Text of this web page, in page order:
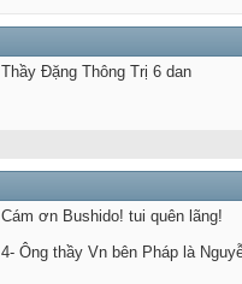
Thầy Đặng Thông Trị 6 dan
Cám ơn Bushido! tui quên lãng!
4- Ông thầy Vn bên Pháp là